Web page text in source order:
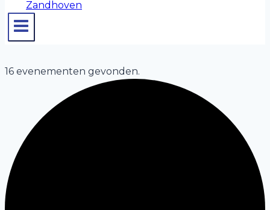
16 evenementen gevonden.